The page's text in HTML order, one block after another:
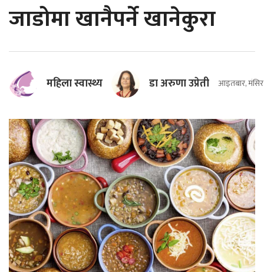
जाडोमा खानैपर्ने खानेकुरा
महिला स्वास्थ्य डा अरुणा उप्रेती आइतबार,